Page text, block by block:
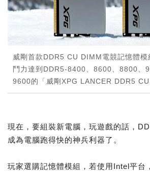
威剛首款DDR5 CU DIMM電競記憶體模
鬥力達到DDR5-8400、8600、8800、
9600的「威剛XPG LANCER DDR5 CU
現在，要組裝新電腦，玩遊戲的話，
成為電腦跑得快的神兵利器了。
玩家選購記憶體模組，若使用Intel平台